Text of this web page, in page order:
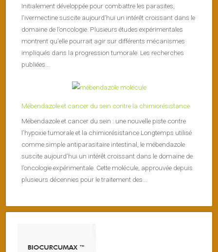
Initialement développée pour combattre les parasites,
l’ivermectine suscite aujourd’hui un intérêt croissant dans le
domaine de l’oncologie. Plusieurs études expérimentales
montrent qu’elle pourrait agir sur différents mécanismes
impliqués dans la progression tumorale. Les recherches
publiées...
Mébendazole et cancer du sein contre la chimiorésistance
Mébendazole et cancer du sein : une nouvelle piste contre
l’hypoxie tumorale et la chimiorésistance Longtemps utilisé
comme simple antiparasitaire intestinal, le mébendazole
suscite aujourd’hui un intérêt croissant dans le domaine de
l’oncologie expérimentale. Cette molécule, approuvée depuis
plusieurs décennies pour le traitement des...